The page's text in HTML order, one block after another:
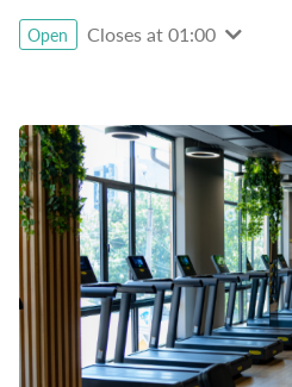
Open Closes at 01:00